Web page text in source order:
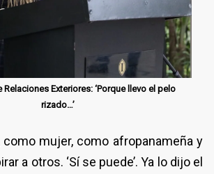
Exteriores: ‘Porque llevo el pelo
rizado…’
como mujer, como afropanameña y
a otros. ‘Sí se puede’. Ya lo dijo el